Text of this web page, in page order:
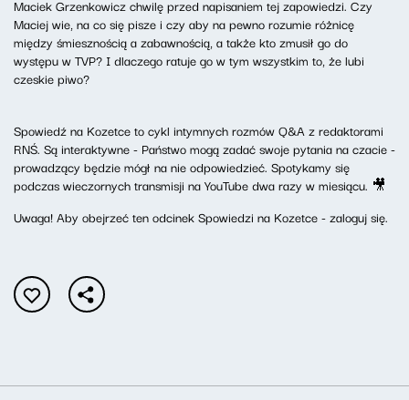
Maciek Grzenkowicz chwilę przed napisaniem tej zapowiedzi. Czy
Maciej wie, na co się pisze i czy aby na pewno rozumie różnicę
między śmiesznością a zabawnością, a także kto zmusił go do
występu w TVP? I dlaczego ratuje go w tym wszystkim to, że lubi
czeskie piwo?
Spowiedź na Kozetce to cykl intymnych rozmów Q&A z redaktorami
RNŚ. Są interaktywne - Państwo mogą zadać swoje pytania na czacie -
prowadzący będzie mógł na nie odpowiedzieć. Spotykamy się
podczas wieczornych transmisji na YouTube dwa razy w miesiącu. 🎥
Uwaga! Aby obejrzeć ten odcinek Spowiedzi na Kozetce - zaloguj się.